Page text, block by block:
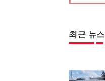
최근 뉴스